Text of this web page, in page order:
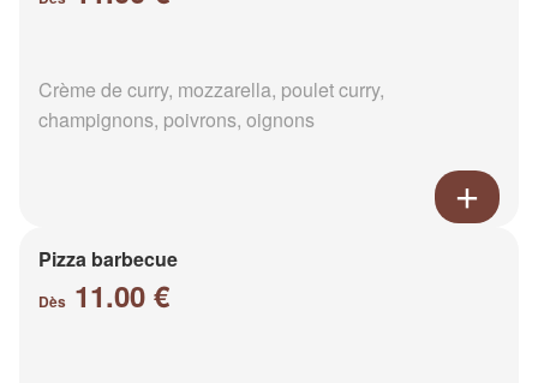
Crème de curry, mozzarella, poulet curry,
champignons, poivrons, oignons
Pizza barbecue
Dès 11.00 €